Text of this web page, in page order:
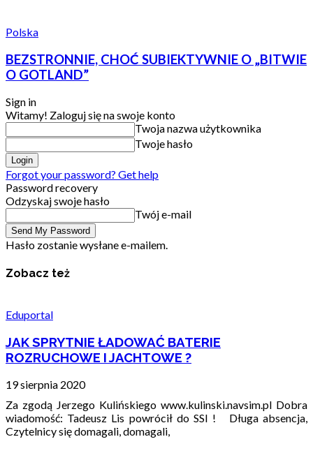
Polska
BEZSTRONNIE, CHOĆ SUBIEKTYWNIE O „BITWIE
O GOTLAND”
Sign in
Witamy! Zaloguj się na swoje konto
Twoja nazwa użytkownika
Twoje hasło
Forgot your password? Get help
Password recovery
Odzyskaj swoje hasło
Twój e-mail
Hasło zostanie wysłane e-mailem.
Zobacz też
Eduportal
JAK SPRYTNIE ŁADOWAĆ BATERIE
ROZRUCHOWE I JACHTOWE ?
19 sierpnia 2020
Za zgodą Jerzego Kulińskiego www.kulinski.navsim.pl Dobra
wiadomość: Tadeusz Lis powrócił do SSI ! Długa absencja,
Czytelnicy się domagali, domagali,